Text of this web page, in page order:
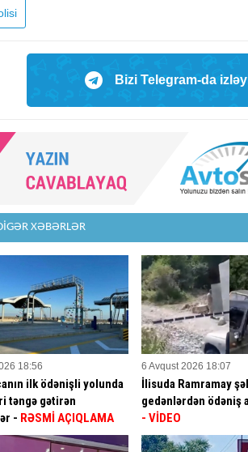
Bizi Telegram-da
XƏBƏRLƏR
18:56
ilk ödənişli yolunda
təngə gətirən
- RƏSMİ AÇIQLAMA
6 Avqust 2026 18:07
İlisuda Ramramay
gedənlərdən ödəniş
- VİDEO